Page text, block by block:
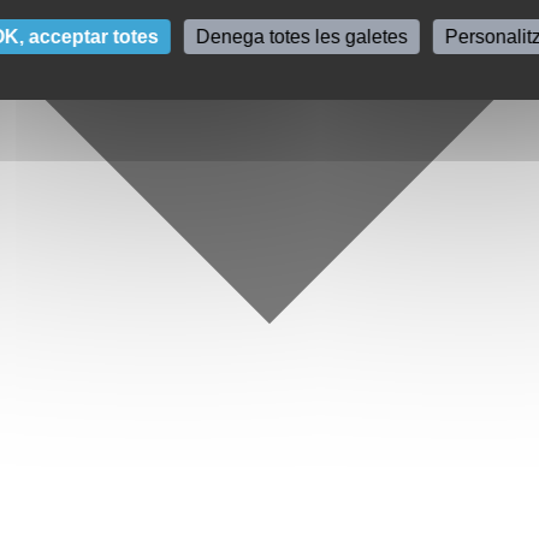
acceptar totes Denega totes les galetes